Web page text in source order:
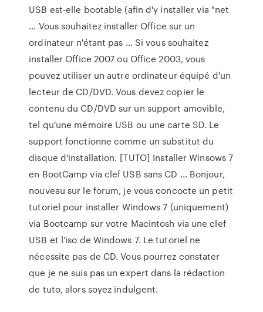
USB est-elle bootable (afin d'y installer via "net
... Vous souhaitez installer Office sur un
ordinateur n'étant pas ... Si vous souhaitez
installer Office 2007 ou Office 2003, vous
pouvez utiliser un autre ordinateur équipé d'un
lecteur de CD/DVD. Vous devez copier le
contenu du CD/DVD sur un support amovible,
tel qu'une mémoire USB ou une carte SD. Le
support fonctionne comme un substitut du
disque d'installation. [TUTO] Installer Winsows 7
en BootCamp via clef USB sans CD ... Bonjour,
nouveau sur le forum, je vous concocte un petit
tutoriel pour installer Windows 7 (uniquement)
via Bootcamp sur votre Macintosh via une clef
USB et l'iso de Windows 7. Le tutoriel ne
nécessite pas de CD. Vous pourrez constater
que je ne suis pas un expert dans la rédaction
de tuto, alors soyez indulgent.